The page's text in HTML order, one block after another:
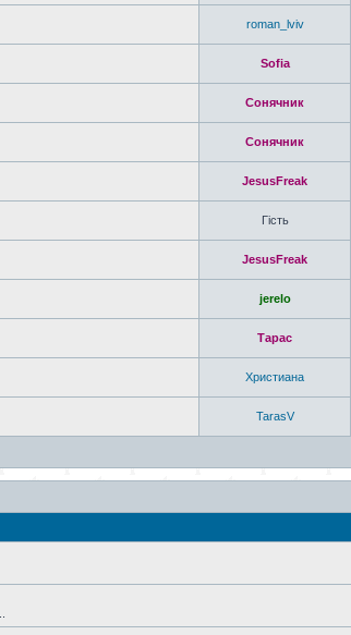
roman_lviv
Sofia
Сонячник
Сонячник
JesusFreak
Гість
JesusFreak
jerelo
Тарас
Христиана
TarasV